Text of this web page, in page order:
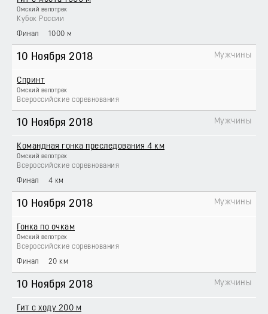
Омский велотрек
Кубок России
Финал 1000 м
10 Ноября 2018
Спринт
Омский велотрек
Всероссийские соревнования
Мужчины
10 Ноября 2018
Командная гонка преследования 4 км
Омский велотрек
Всероссийские соревнования
Мужчины
Финал 4 км
10 Ноября 2018
Гонка по очкам
Омский велотрек
Всероссийские соревнования
Мужчины
Финал 20 км
10 Ноября 2018
Гит с ходу 200 м
Мужчины